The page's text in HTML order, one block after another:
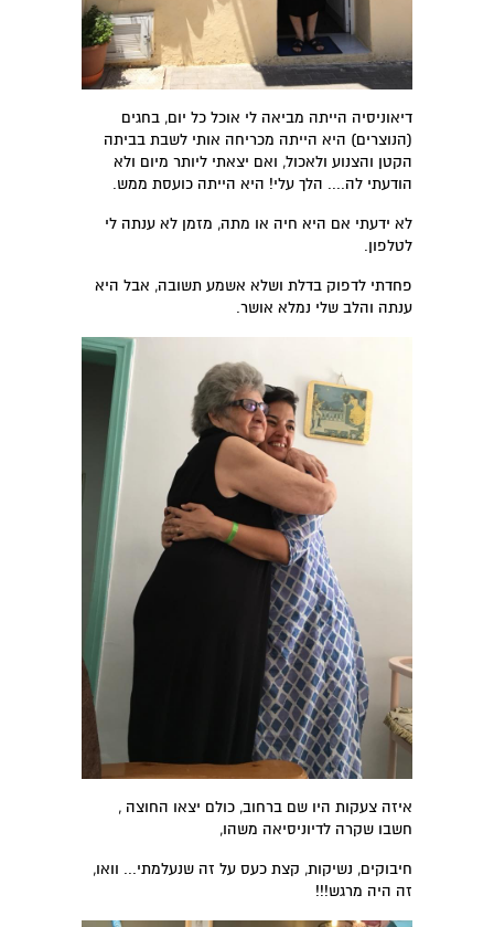
דיאוניסיה הייתה מביאה לי אוכל כל יום, בחגים
(הנוצרים) היא הייתה מכריחה אותי לשבת בביתה
הקטן והצנוע ולאכול, ואם יצאתי ליותר מיום ולא
הודעתי לה.... הלך עלי! היא הייתה כועסת ממש.
לא ידעתי אם היא חיה או מתה, מזמן לא ענתה לי
לטלפון.
פחדתי לדפוק בדלת ושלא אשמע תשובה, אבל היא
ענתה והלב שלי נמלא אושר.
איזה צעקות היו שם ברחוב, כולם יצאו החוצה ,
חשבו שקרה לדיוניסיאה משהו,
חיבוקים, נשיקות, קצת כעס על זה שנעלמתי... וואו,
זה היה מרגש!!!